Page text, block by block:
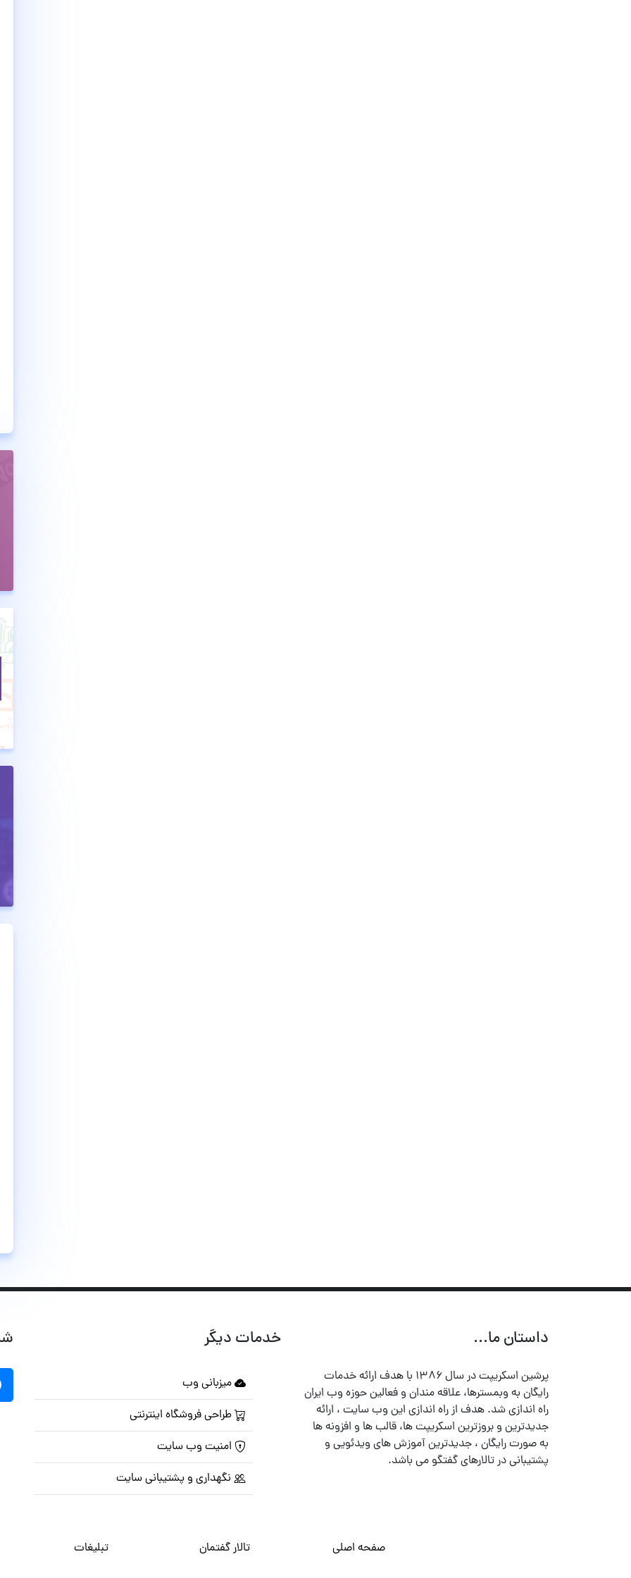
داستان ما...
پرشین اسکریپت در سال ۱۳۸۶ با هدف ارائه خدمات
رایگان به وبمسترها، علاقه مندان و فعالین حوزه وب ایران
راه اندازی شد. هدف از راه اندازی این وب سایت ، ارائه
جدیدترین و بروزترین اسکریپت ها، قالب ها و افزونه ها
به صورت رایگان ، جدیدترین آموزش های ویدئویی و
پشتیبانی در تالارهای گفتگو می باشد.
خدمات دیگر
میزبانی وب
طراحی فروشگاه اینترنتی
امنیت وب سایت
نگهداری و پشتیبانی سایت
صفحه اصلی تالار گفتمان تبلیغات